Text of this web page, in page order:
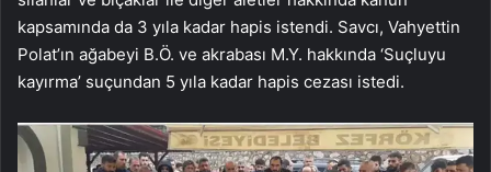
kapsamında da 3 yıla kadar hapis istendi. Savcı, Vahyettin
Polat’ın ağabeyi B.Ö. ve akrabası M.Y. hakkında ‘Suçluyu
kayırma’ suçundan 5 yıla kadar hapis cezası istedi.